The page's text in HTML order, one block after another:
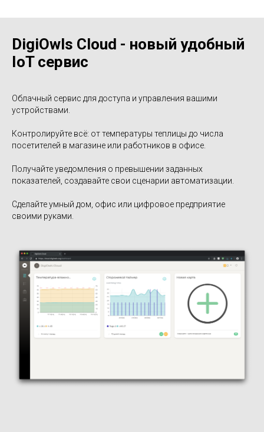
DigiOwls Cloud - новый удобный
IoT сервис
Облачный сервис для доступа и управления вашими
устройствами.
Контролируйте всё: от температуры теплицы до числа
посетителей в магазине или работников в офисе.
Получайте уведомления о превышении заданных
показателей, создавайте свои сценарии автоматизации.
Сделайте умный дом, офис или цифровое предприятие
своими руками.